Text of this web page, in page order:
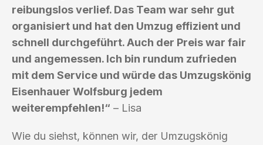
reibungslos verlief. Das Team war sehr gut
organisiert und hat den Umzug effizient und
schnell durchgeführt. Auch der Preis war fair
und angemessen. Ich bin rundum zufrieden
mit dem Service und würde das Umzugskönig
Eisenhauer Wolfsburg jedem
weiterempfehlen!“ – Lisa
Wie du siehst, können wir, der Umzugskönig